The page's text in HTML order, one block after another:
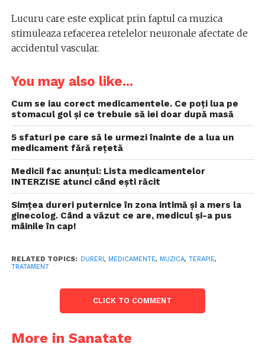
Lucuru care este explicat prin faptul ca muzica
stimuleaza refacerea retelelor neuronale afectate de
accidentul vascular.
You may also like...
Cum se iau corect medicamentele. Ce poți lua pe
stomacul gol și ce trebuie să iei doar după masă
5 sfaturi pe care să le urmezi înainte de a lua un
medicament fără rețetă
Medicii fac anunţul: Lista medicamentelor
INTERZISE atunci când eşti răcit
Simțea dureri puternice în zona intimă și a mers la
ginecolog. Când a văzut ce are, medicul și-a pus
mâinile în cap!
RELATED TOPICS: DURERI, MEDICAMENTE, MUZICA, TERAPIE,
TRATAMENT
CLICK TO COMMENT
More in Sanatate